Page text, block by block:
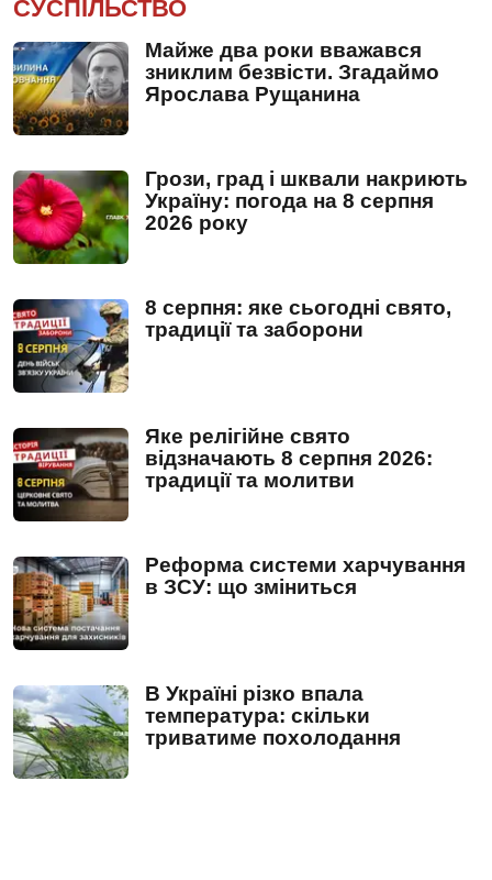
СУСПІЛЬСТВО
Майже два роки вважався
зниклим безвісти. Згадаймо
Ярослава Рущанина
Грози, град і шквали накриють
Україну: погода на 8 серпня
2026 року
8 серпня: яке сьогодні свято,
традиції та заборони
Яке релігійне свято
відзначають 8 серпня 2026:
традиції та молитви
Реформа системи харчування
в ЗСУ: що зміниться
В Україні різко впала
температура: скільки
триватиме похолодання